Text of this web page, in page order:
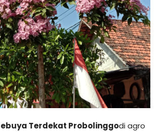
Terdekat Probolinggodi agro